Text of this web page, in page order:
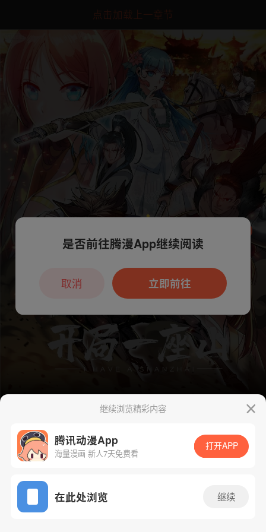
点击加载上一章节
App免费看
下一话 腾漫App免费看
继续浏览精彩内容
腾讯动漫App
海量漫画 新人7天免费看
打开APP
在此处浏览 继续
本章节仅支持App阅读，可打开App新用
户7天免费看
是否前往腾漫App继续阅读
立即前往
取消